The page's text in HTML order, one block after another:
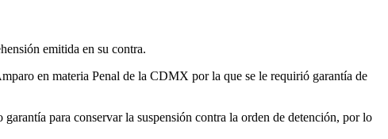
emitida en su contra.
en materia Penal de la CDMX por la que se le requirió garantía de
para conservar la suspensión contra la orden de detención, por lo